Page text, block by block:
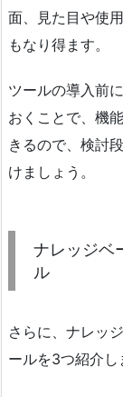
面、見た目や使
もなり得ます。
ツールの導入前
おくことで、機
きるので、検討
けましょう。
ナレッジベ
ル
さらに、ナレッ
ールを3つ紹介し